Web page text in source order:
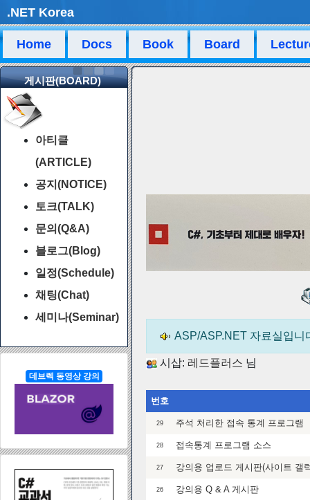
.NET Korea
Home Docs Book Board
게시판(BOARD)
아티클
(ARTICLE)
공지(NOTICE)
토크(TALK)
문의(Q&A)
블로그(Blog)
일정(Schedule)
채팅(Chat)
세미나(Seminar)
데브렉 동영상 강의
ASP/ASP.NET 자료실입니
시삽: 레드플러스 님
번호
29 주석 처리한 접속 통계 프로그램
28 접속통계 프로그램 소스
27 강의용 업로드 게시판(사이트 갤
26 강의용 Q & A 게시판